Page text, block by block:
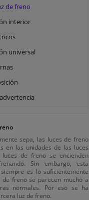
de freno
interior
universal
sepa, las luces de freno
en las unidades de las luces
luces de freno se encienden
Sin embargo, esta
es lo suficientemente
de freno se parecen mucho a
normales. Por eso se ha
luz de freno.